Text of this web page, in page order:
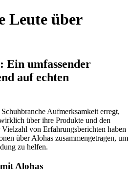
Leute über
Ein umfassender
auf echten
Aufmerksamkeit erregt,
über ihre Produkte und den
von Erfahrungsberichten haben
über Alohas zusammengetragen, um
zu helfen.
Alohas